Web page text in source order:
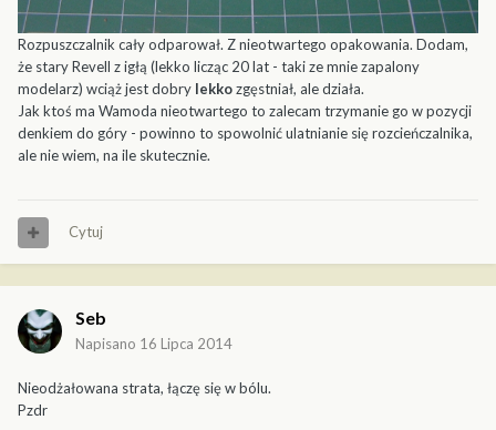
Rozpuszczalnik cały odparował. Z nieotwartego opakowania. Dodam,
że stary Revell z igłą (lekko licząc 20 lat - taki ze mnie zapalony
modelarz) wciąż jest dobry lekkozgęstniał, ale działa.
Jak ktoś ma Wamoda nieotwartego to zalecam trzymanie go w pozycji
denkiem do góry - powinno to spowolnić ulatnianie się rozcieńczalnika,
ale nie wiem, na ile skutecznie.
Cytuj
Seb
Napisano 16 Lipca 2014
Nieodżałowana strata, łączę się w bólu.
Pzdr